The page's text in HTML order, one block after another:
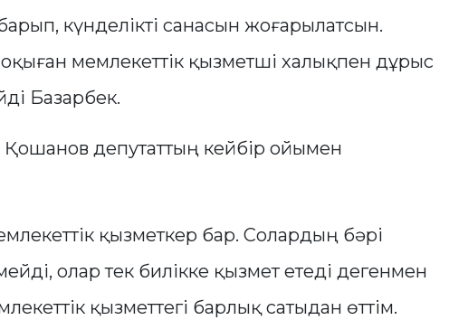
күнделікті санасын жоғарылатсын.
мемлекеттік қызметші халықпен дұрыс
Базарбек.
Қошанов депутаттың кейбір ойымен
қызметкер бар. Солардың бәрі
олар тек билікке қызмет етеді дегенмен
қызметтегі барлық сатыдан өттім.